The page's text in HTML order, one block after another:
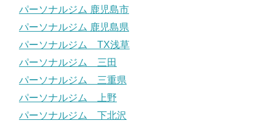
パーソナルジム 鹿児島市
パーソナルジム 鹿児島県
パーソナルジム TX浅草
パーソナルジム 三田
パーソナルジム 三重県
パーソナルジム 上野
パーソナルジム 下北沢